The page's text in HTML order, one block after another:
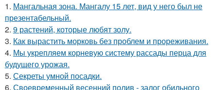
1. Мангальная зона. Мангалу 15 лет, вид у него был не
презентабельный.
2. 9 растений, которые любят золу.
3. Как вырастить морковь без проблем и прореживания.
4. Мы укрепляем корневую систему рассады перца для
будущего урожая.
5. Секреты умной посадки.
6. Своевременный весенний полив - залог обильного